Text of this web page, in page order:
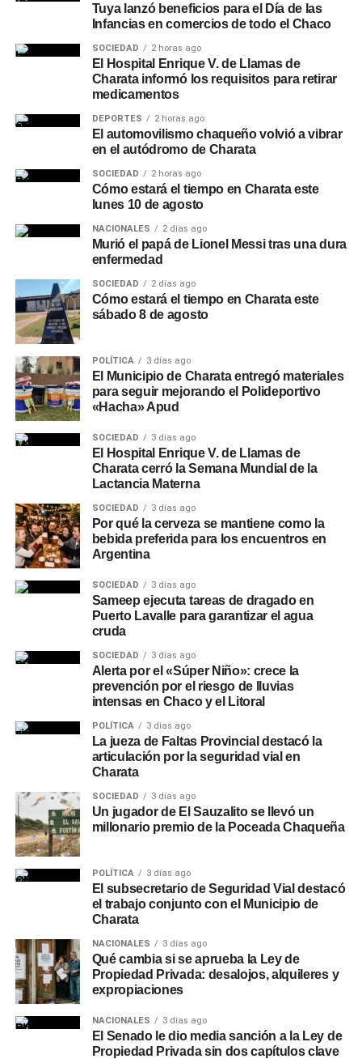
Tuya lanzó beneficios para el Día de las
Infancias en comercios de todo el Chaco
SOCIEDAD 2 horas ago
El Hospital Enrique V. de Llamas de
Charata informó los requisitos para retirar
medicamentos
DEPORTES 2 horas ago
El automovilismo chaqueño volvió a vibrar
en el autódromo de Charata
SOCIEDAD 2 horas ago
Cómo estará el tiempo en Charata este
lunes 10 de agosto
NACIONALES 2 días ago
Murió el papá de Lionel Messi tras una dura
enfermedad
SOCIEDAD 2 días ago
Cómo estará el tiempo en Charata este
sábado 8 de agosto
POLÍTICA 3 días ago
El Municipio de Charata entregó materiales
para seguir mejorando el Polideportivo
«Hacha» Apud
SOCIEDAD 3 días ago
El Hospital Enrique V. de Llamas de
Charata cerró la Semana Mundial de la
Lactancia Materna
SOCIEDAD 3 días ago
Por qué la cerveza se mantiene como la
bebida preferida para los encuentros en
Argentina
SOCIEDAD 3 días ago
Sameep ejecuta tareas de dragado en
Puerto Lavalle para garantizar el agua
cruda
SOCIEDAD 3 días ago
Alerta por el «Súper Niño»: crece la
prevención por el riesgo de lluvias
intensas en Chaco y el Litoral
POLÍTICA 3 días ago
La jueza de Faltas Provincial destacó la
articulación por la seguridad vial en
Charata
SOCIEDAD 3 días ago
Un jugador de El Sauzalito se llevó un
millonario premio de la Poceada Chaqueña
POLÍTICA 3 días ago
El subsecretario de Seguridad Vial destacó
el trabajo conjunto con el Municipio de
Charata
NACIONALES 3 días ago
Qué cambia si se aprueba la Ley de
Propiedad Privada: desalojos, alquileres y
expropiaciones
NACIONALES 3 días ago
El Senado le dio media sanción a la Ley de
Propiedad Privada sin dos capítulos clave